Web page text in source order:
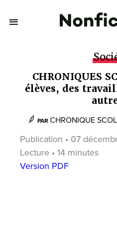
CHRONIQUES
élèves, des
PAR CHRONIQUE
Publication • 07
Lecture • 14 minutes
Version PDF